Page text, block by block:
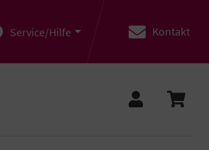
Service/Hilfe Kontakt